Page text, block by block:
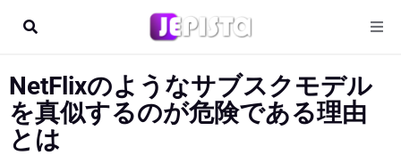
NetFlixのようなサブスクモデル
を真似するのが危険である理由
とは